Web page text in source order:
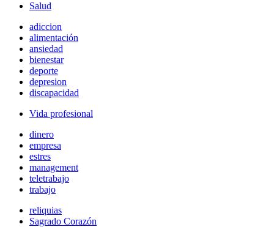
Salud
adiccion
alimentación
ansiedad
bienestar
deporte
depresion
discapacidad
Vida profesional
dinero
empresa
estres
management
teletrabajo
trabajo
reliquias
Sagrado Corazón